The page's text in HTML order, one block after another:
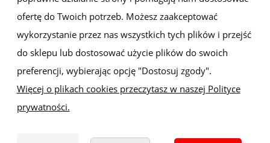
Zapisz się do newslettera, aby być na bieżąco z nowościami i
promocjami
Handlowa 1, 35-103 Rzeszów
ofertę do Twoich potrzeb. Możesz zaakceptować
wykorzystanie przez nas wszystkich tych plików i przejść
do sklepu lub dostosować użycie plików do swoich
preferencji, wybierając opcję "Dostosuj zgody".
Więcej o plikach cookies przeczytasz w naszej Polityce
prywatności.